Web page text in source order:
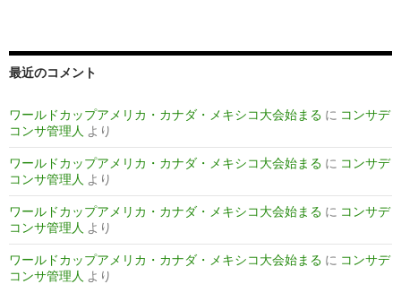
最近のコメント
ワールドカップアメリカ・カナダ・メキシコ大会始まる に コンサデ
コンサ管理人 より
ワールドカップアメリカ・カナダ・メキシコ大会始まる に コンサデ
コンサ管理人 より
ワールドカップアメリカ・カナダ・メキシコ大会始まる に コンサデ
コンサ管理人 より
ワールドカップアメリカ・カナダ・メキシコ大会始まる に コンサデ
コンサ管理人 より